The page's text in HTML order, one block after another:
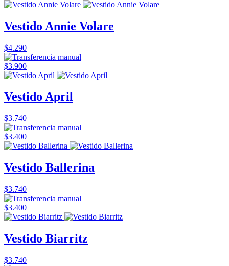
Vestido Annie Volare
$4.290
$3.900
Vestido April
$3.740
$3.400
Vestido Ballerina
$3.740
$3.400
Vestido Biarritz
$3.740